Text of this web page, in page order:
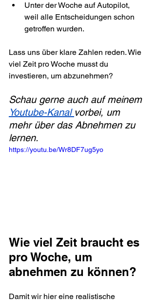
Unter der Woche auf Autopilot,
weil alle Entscheidungen schon
getroffen wurden.
Lass uns über klare Zahlen reden. Wie
viel Zeit pro Woche musst du
investieren, um abzunehmen?
Schau gerne auch auf meinem
Youtube-Kanal vorbei, um
mehr über das Abnehmen zu
lernen.
https://youtu.be/Wr8DF7ug5yo
Wie viel Zeit braucht es
pro Woche, um
abnehmen zu können?
Damit wir hier eine realistische